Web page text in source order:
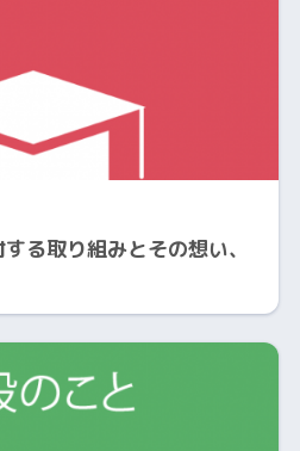
る取り組みとその想い、